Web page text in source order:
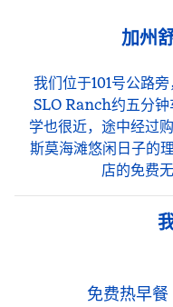
加州
我们位于101号公路
SLO Ranch约五分
学也很近，途中经过
斯莫海滩悠闲日子的
店的免费
免费热早餐